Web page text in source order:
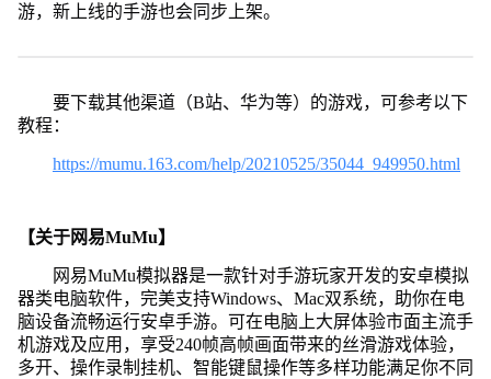
游，新上线的手游也会同步上架。
要下载其他渠道（B站、华为等）的游戏，可参考以下
教程：
https://mumu.163.com/help/20210525/35044_949950.html
【关于网易MuMu】
网易MuMu模拟器是一款针对手游玩家开发的安卓模拟
器类电脑软件，完美支持Windows、Mac双系统，助你在电
脑设备流畅运行安卓手游。可在电脑上大屏体验市面主流手
机游戏及应用，享受240帧高帧画面带来的丝滑游戏体验，
多开、操作录制挂机、智能键鼠操作等多样功能满足你不同